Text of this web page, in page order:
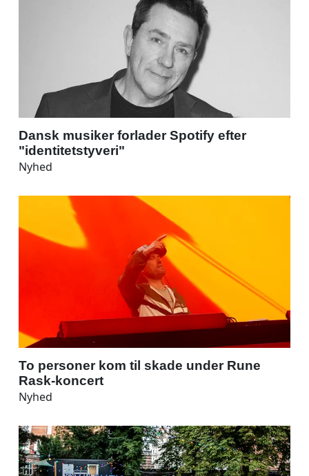
Dansk musiker forlader Spotify efter
"identitetstyveri"
Nyhed
To personer kom til skade under Rune
Rask-koncert
Nyhed